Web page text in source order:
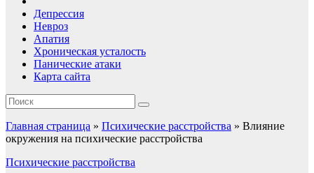
Депрессия
Невроз
Апатия
Хроническая усталость
Панические атаки
Карта сайта
Главная страница » Психические расстройства » Влияние
окружения на психические расстройства
Психические расстройства